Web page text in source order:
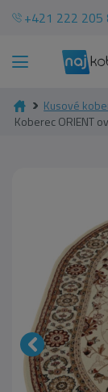
+421 222 205
Kusové
Koberec ORIENT